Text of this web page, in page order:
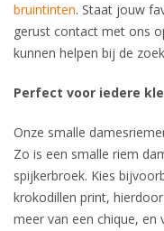
bruintinten. Staat jouw
gerust contact met ons
kunnen helpen bij de
Perfect voor iedere
Onze smalle
Zo is een smalle riem
spijkerbroek. Kies
krokodillen print,
meer van een chique, en